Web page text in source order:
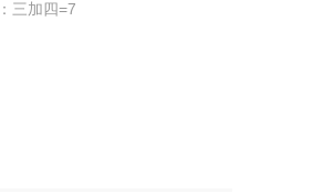
三加四=7